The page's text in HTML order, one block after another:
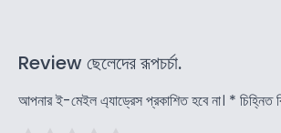
Review ছেলেদের রূপচর্চা.
আপনার ই-মেইল এ্যাড্রেস প্রকাশিত হবে না। *